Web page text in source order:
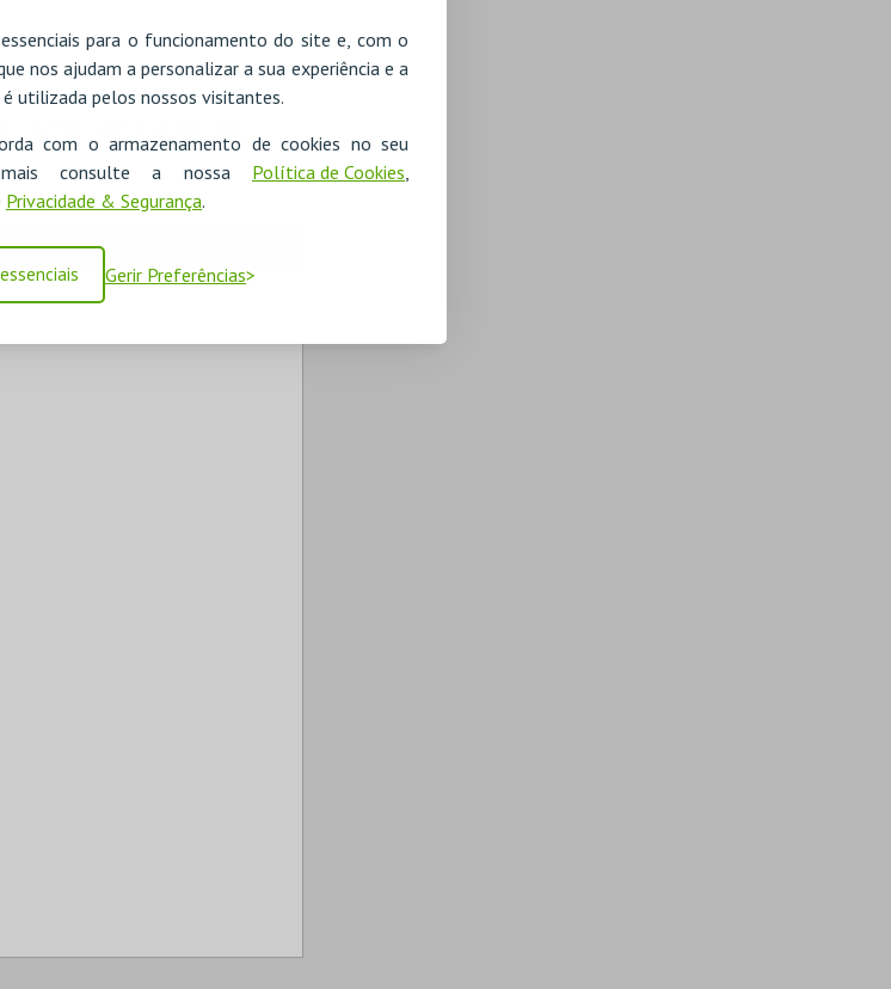
para o funcionamento do site e, com o
nos ajudam a personalizar a sua experiência e a
utilizada pelos nossos visitantes.
com o armazenamento de cookies no seu
mais consulte a nossa Política de Cookies,
Privacidade & Segurança.
Gerir Preferências
HOTEL